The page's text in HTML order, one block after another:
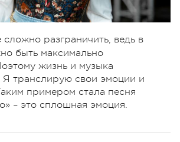
сложно разграничить, ведь в
быть максимально
жизнь и музыка
Я транслирую свои эмоции и
примером стала песня
– это сплошная эмоция.